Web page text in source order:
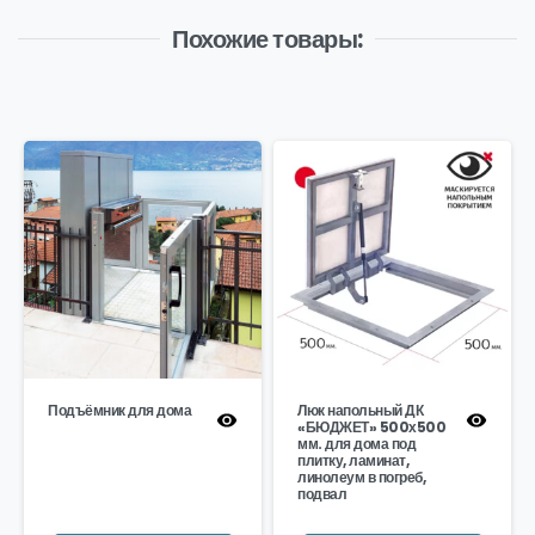
Похожие товары:
Подъёмник для дома
Люк напольный ДК
«БЮДЖЕТ» 500х500
мм. для дома под
плитку, ламинат,
линолеум в погреб,
подвал